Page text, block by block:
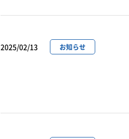
2025/02/13 お知らせ